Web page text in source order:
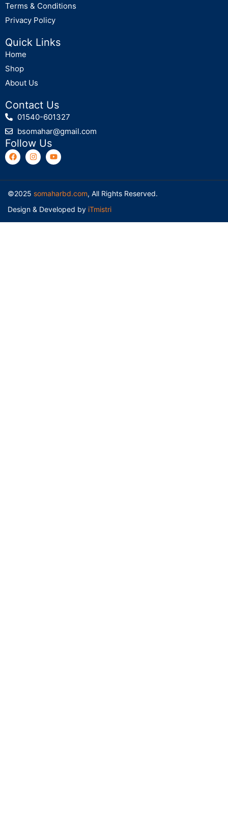
Terms & Conditions
Privacy Policy
Quick Links
Home
Shop
About Us
Contact Us
01540-601327
bsomahar@gmail.com
Follow Us
©2025 somaharbd.com, All Rights Reserved.
Design & Developed by iTmistri